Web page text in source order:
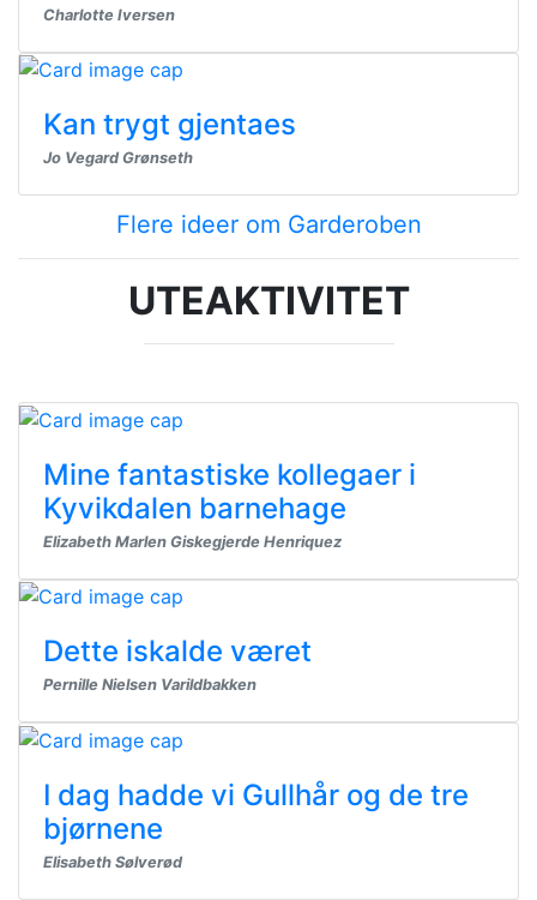
Charlotte Iversen
Kan trygt gjentaes
Jo Vegard Grønseth
Flere ideer om Garderoben
UTEAKTIVITET
Mine fantastiske kollegaer i
Kyvikdalen barnehage
Elizabeth Marlen Giskegjerde Henriquez
Dette iskalde været
Pernille Nielsen Varildbakken
I dag hadde vi Gullhår og de tre
bjørnene
Elisabeth Sølverød